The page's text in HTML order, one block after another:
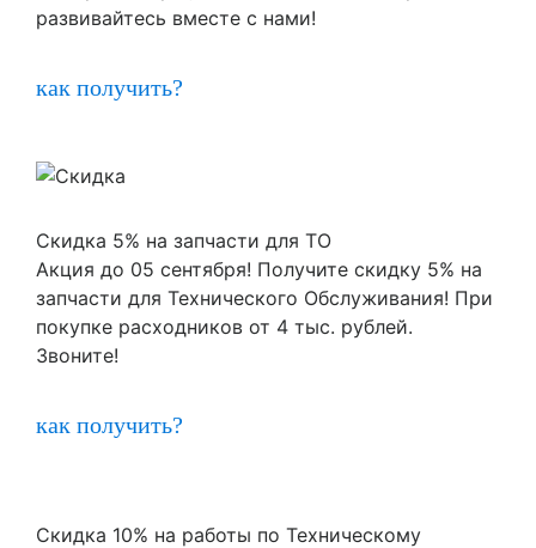
развивайтесь вместе с нами!
как получить?
Скидка 5% на запчасти для ТО
Акция до 05 сентября! Получите скидку 5% на
запчасти для Технического Обслуживания! При
покупке расходников от 4 тыс. рублей.
Звоните!
как получить?
Скидка 10% на работы по Техническому